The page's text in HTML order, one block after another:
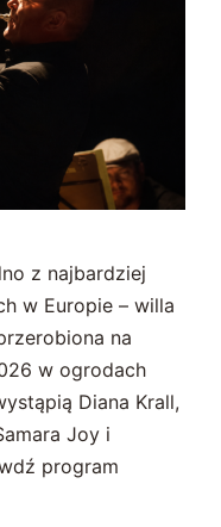
z najbardziej
w Europie – willa
na
w ogrodach
Diana Krall,
Joy i
program